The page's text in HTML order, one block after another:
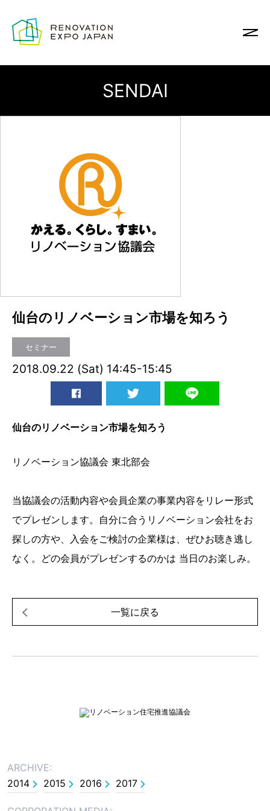
SENDAI
仙台のリノベーション市場を知ろう
セミナー
2018.09.22 (Sat) 14:45-15:45
仙台のリノベーション市場を知ろう
リノベーション協議会 東北部会
当協議会の活動内容や会員企業の事業内容をリレー形式
でプレゼンします。自分に合うリノベーション会社をお
探しの方や、入会をご検討の企業様は、ぜひお聴き逃し
なく。どの会員がプレゼンするのかは 当日のお楽しみ。
一覧に戻る
ARCHIVE:
2014
2015 2016 2017